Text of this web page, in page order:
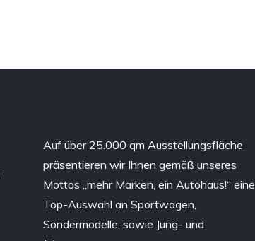
Auf über 25.000 qm Ausstellungsfläche
präsentieren wir Ihnen gemäß unseres
Mottos „mehr Marken, ein Autohaus!“ eine
Top-Auswahl an Sportwagen,
Sondermodelle, sowie Jung- und